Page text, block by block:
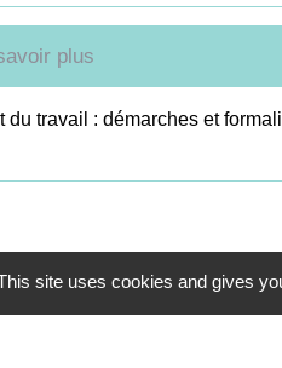
plus
du travail : démarches et
site uses cookies and gives